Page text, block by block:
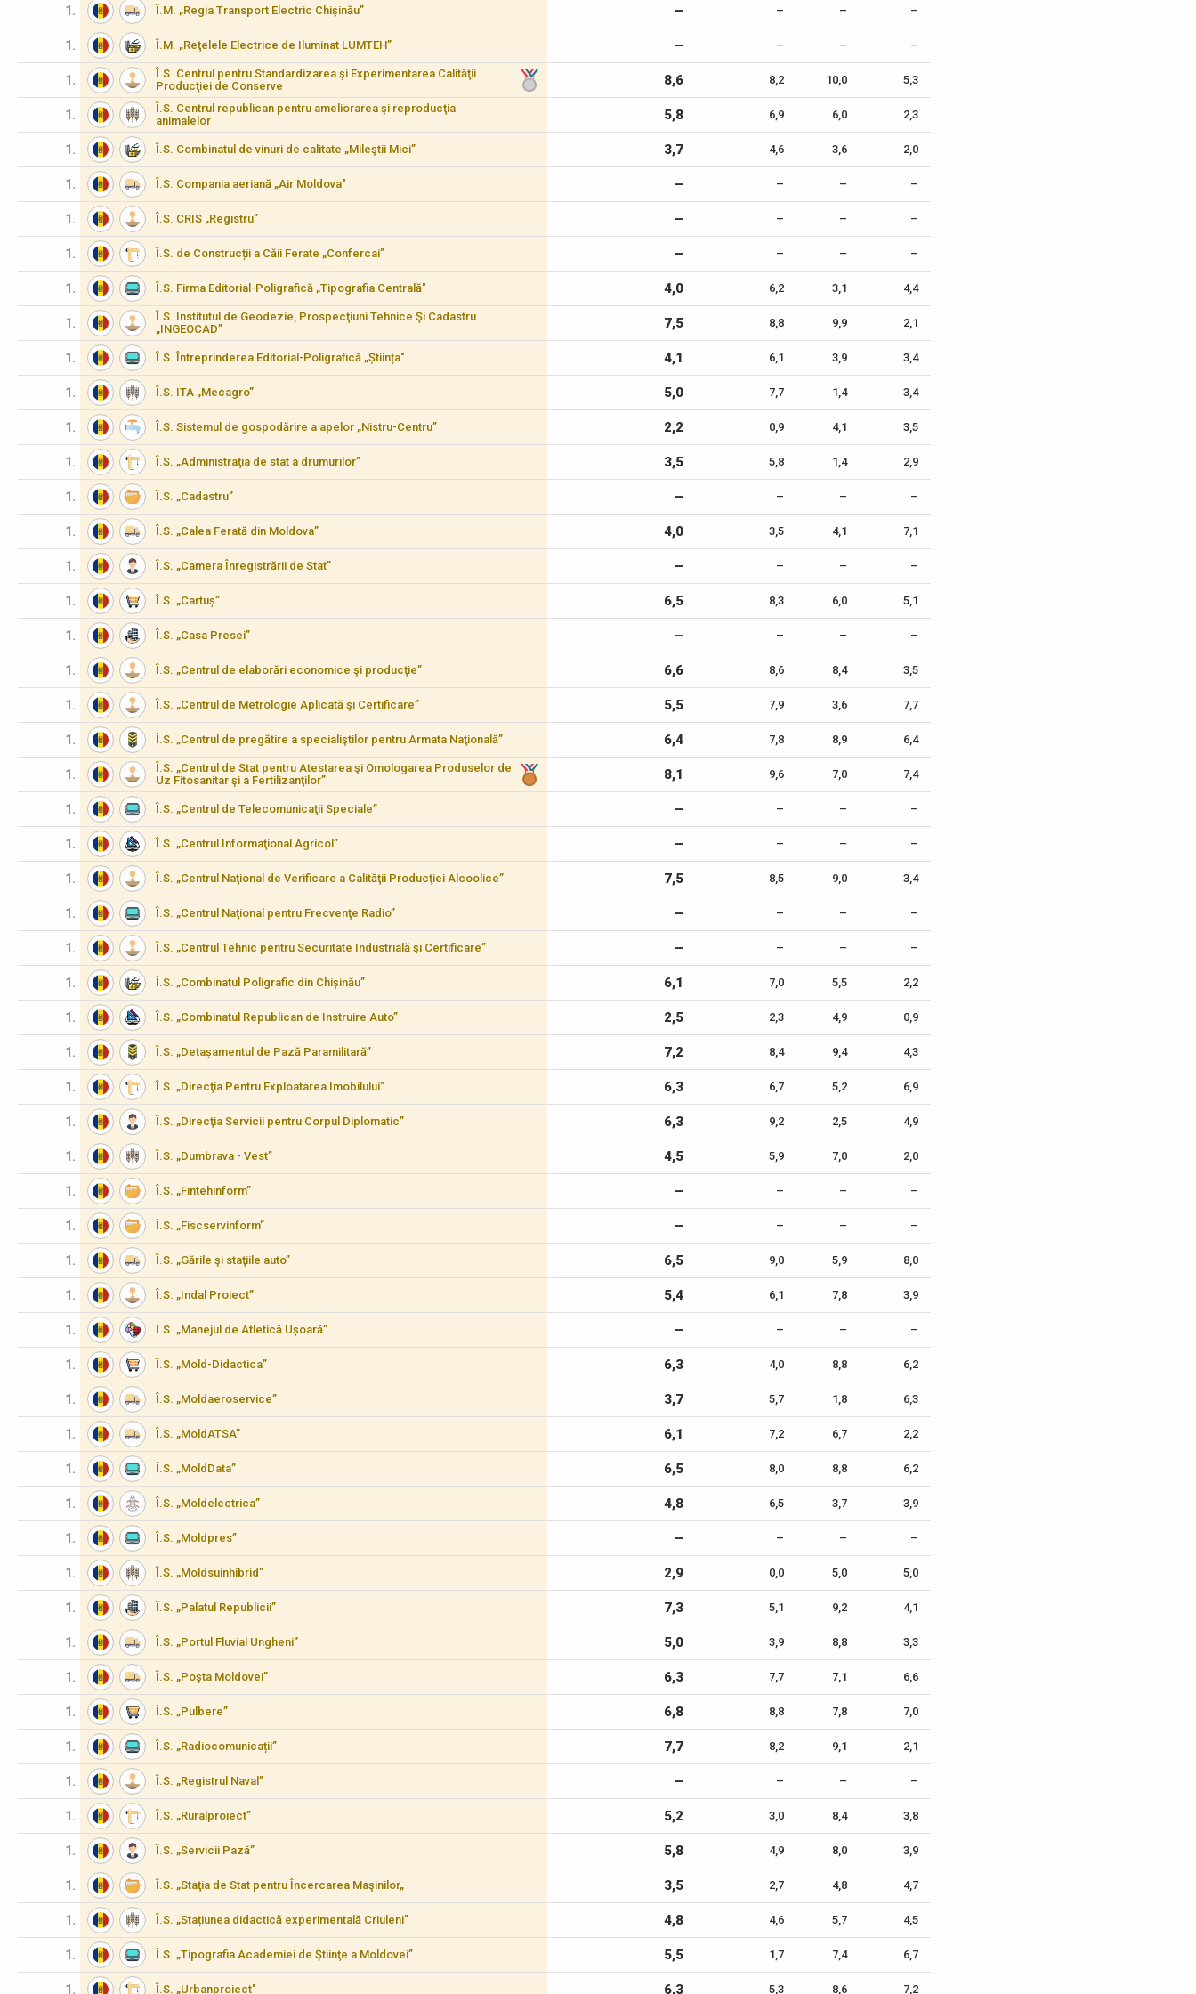
1. Î.M. „Regia Transport Electric Chişinău” – – – –
1. Î.M. „Reţelele Electrice de Iluminat LUMTEH” – – – –
1.
Î.S. Centrul pentru Standardizarea şi Experimentarea Calităţii
Producţiei de Conserve
8,6 8,2 10,0 5,3
1.
Î.S. Centrul republican pentru ameliorarea şi reproducţia
animalelor
5,8 6,9 6,0 2,3
1. Î.S. Combinatul de vinuri de calitate „Mileştii Mici” 3,7 4,6 3,6 2,0
1. Î.S. Compania aeriană „Air Moldova" – – – –
1. Î.S. CRIS „Registru” – – – –
1. Î.S. de Construcții a Căii Ferate „Confercai” – – – –
1. Î.S. Firma Editorial-Poligrafică „Tipografia Centrală" 4,0 6,2 3,1 4,4
1.
Î.S. Institutul de Geodezie, Prospecţiuni Tehnice Şi Cadastru
„INGEOCAD”
7,5 8,8 9,9 2,1
1. Î.S. Întreprinderea Editorial-Poligrafică „Știința" 4,1 6,1 3,9 3,4
1. Î.S. ITA „Mecagro” 5,0 7,7 1,4 3,4
1. Î.S. Sistemul de gospodărire a apelor „Nistru-Centru” 2,2 0,9 4,1 3,5
1. Î.S. „Administraţia de stat a drumurilor” 3,5 5,8 1,4 2,9
1. Î.S. „Cadastru” – – – –
1. Î.S. „Calea Ferată din Moldova” 4,0 3,5 4,1 7,1
1. Î.S. „Camera Înregistrării de Stat” – – – –
1. Î.S. „Cartuș” 6,5 8,3 6,0 5,1
1. Î.S. „Casa Presei” – – – –
1. Î.S. „Centrul de elaborări economice şi producţie” 6,6 8,6 8,4 3,5
1. Î.S. „Centrul de Metrologie Aplicată şi Certificare” 5,5 7,9 3,6 7,7
1. Î.S. „Centrul de pregătire a specialiştilor pentru Armata Naţională” 6,4 7,8 8,9 6,4
1.
Î.S. „Centrul de Stat pentru Atestarea şi Omologarea Produselor de
Uz Fitosanitar şi a Fertilizanţilor”
8,1 9,6 7,0 7,4
1. Î.S. „Centrul de Telecomunicaţii Speciale” – – – –
1. Î.S. „Centrul Informaţional Agricol” – – – –
1. Î.S. „Centrul Naţional de Verificare a Calităţii Producţiei Alcoolice” 7,5 8,5 9,0 3,4
1. Î.S. „Centrul Naţional pentru Frecvenţe Radio” – – – –
1. Î.S. „Centrul Tehnic pentru Securitate Industrială şi Certificare” – – – –
1. Î.S. „Combinatul Poligrafic din Chișinău” 6,1 7,0 5,5 2,2
1. Î.S. „Combinatul Republican de Instruire Auto” 2,5 2,3 4,9 0,9
1. Î.S. „Detașamentul de Pază Paramilitară” 7,2 8,4 9,4 4,3
1. Î.S. „Direcţia Pentru Exploatarea Imobilului” 6,3 6,7 5,2 6,9
1. Î.S. „Direcţia Servicii pentru Corpul Diplomatic” 6,3 9,2 2,5 4,9
1. Î.S. „Dumbrava - Vest” 4,5 5,9 7,0 2,0
1. Î.S. „Fintehinform” – – – –
1. Î.S. „Fiscservinform” – – – –
1. Î.S. „Gările şi staţiile auto” 6,5 9,0 5,9 8,0
1. Î.S. „Indal Proiect” 5,4 6,1 7,8 3,9
1. I.S. „Manejul de Atletică Ușoară” – – – –
1. Î.S. „Mold-Didactica” 6,3 4,0 8,8 6,2
1. Î.S. „Moldaeroservice” 3,7 5,7 1,8 6,3
1. Î.S. „MoldATSA” 6,1 7,2 6,7 2,2
1. Î.S. „MoldData” 6,5 8,0 8,8 6,2
1. Î.S. „Moldelectrica” 4,8 6,5 3,7 3,9
1. Î.S. „Moldpres” – – – –
1. Î.S. „Moldsuinhibrid” 2,9 0,0 5,0 5,0
1. Î.S. „Palatul Republicii” 7,3 5,1 9,2 4,1
1. Î.S. „Portul Fluvial Ungheni” 5,0 3,9 8,8 3,3
1. Î.S. „Poşta Moldovei” 6,3 7,7 7,1 6,6
1. Î.S. „Pulbere” 6,8 8,8 7,8 7,0
1. Î.S. „Radiocomunicații” 7,7 8,2 9,1 2,1
1. Î.S. „Registrul Naval” – – – –
1. Î.S. „Ruralproiect” 5,2 3,0 8,4 3,8
1. Î.S. „Servicii Pază” 5,8 4,9 8,0 3,9
1. Î.S. „Staţia de Stat pentru Încercarea Maşinilor„ 3,5 2,7 4,8 4,7
1. Î.S. „Stațiunea didactică experimentală Criuleni” 4,8 4,6 5,7 4,5
1. Î.S. „Tipografia Academiei de Ştiinţe a Moldovei” 5,5 1,7 7,4 6,7
1. Î.S. „Urbanproiect" 6,3 5,3 8,6 7,2